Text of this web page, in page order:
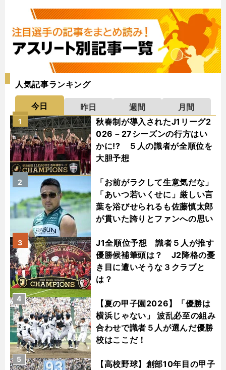
人気記事ランキング
今日 昨日 週間
月間
秋春制が導入されたJ1リーグ2
026－27シーズンの行方はい
かに!? ５人の識者が全順位を
大胆予想
1
「お前がラクして生意気だな」
「あいつ若いくせに」厳しい言
葉を浴びせられるも佐藤慎太郎
が貫いた誇りとファンへの思い
2
J1全順位予想 識者５人が推す
優勝候補筆頭は？ J2降格の憂
き目に遭いそうな３クラブと
は？
3
【夏の甲子園2026】「優勝は
横浜じゃない」 波乱必至の組み
合わせで識者５人が選んだ優勝
校はここだ！
4
【高校野球】創部10年目の甲子
5